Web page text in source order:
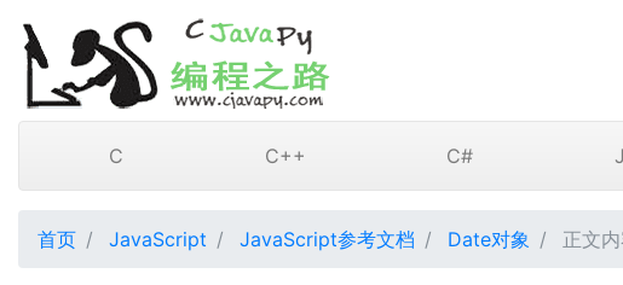
C C++ C#
首页 JavaScript JavaScript参考文档 Date对象 正文